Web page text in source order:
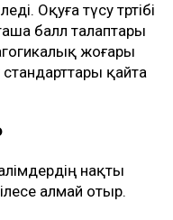
Оқуға түсу тәртібі
балл талаптары
жоғары
қайта
нақты
алмай отыр.